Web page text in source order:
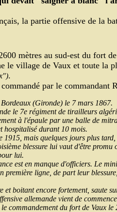
la partie offensive de la
mètres au sud-est du fort
le village de Vaux et toute la
.
par le commandant
(Gironde) le 7 mars 1867.
le 7e régiment de tirailleurs
à l'épaule par une balle de
hospitalisé durant 10 mois.
mais quelques jours plus
blessure lui vaut d'être
lui.
est en manque d'officiers. Le
première ligne, de part leur
et boitant encore fortement, saute
allemande vient de
commandement du fort de Vaux le